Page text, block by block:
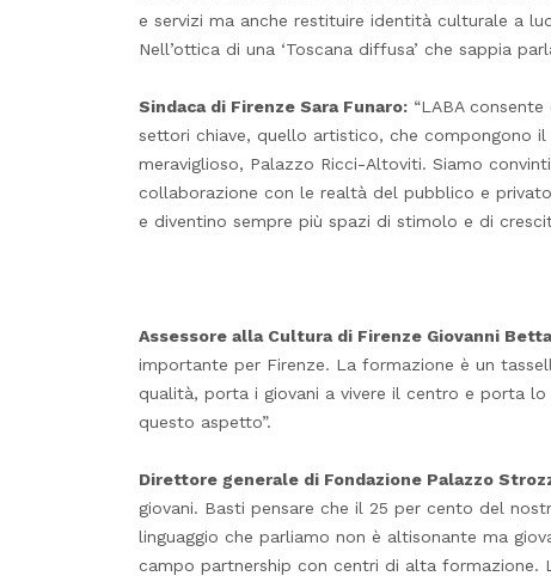
e servizi ma anche restituire identità culturale a
Nell’ottica di una ‘Toscana diffusa’ che sappia
Sindaca di Firenze Sara Funaro: “LABA
settori chiave, quello artistico, che compongono
meraviglioso, Palazzo Ricci-Altoviti. Siamo
collaborazione con le realtà del pubblico e
e diventino sempre più spazi di stimolo e di
Assessore alla Cultura di Firenze Giovanni
importante per Firenze. La formazione è un
qualità, porta i giovani a vivere il centro e porta
questo aspetto”.
Direttore generale di Fondazione Palazzo
giovani. Basti pensare che il 25 per cento del
linguaggio che parliamo non è altisonante ma
campo partnership con centri di alta formazione.